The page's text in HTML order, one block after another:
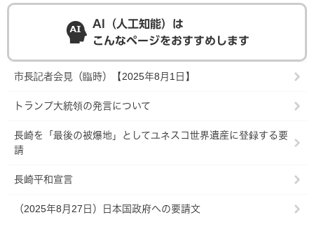
AI（人工知能）は
こんなページをおすすめします
市長記者会見（臨時）【2025年8月1日】
トランプ大統領の発言について
長崎を「最後の被爆地」としてユネスコ世界遺産に登録する要
請
長崎平和宣言
（2025年8月27日）日本国政府への要請文